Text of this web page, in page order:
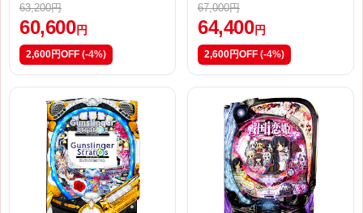
63,200円
60,600 円
2,600円OFF (-4%)
67,000円
64,400 円
2,600円OFF (-4%)